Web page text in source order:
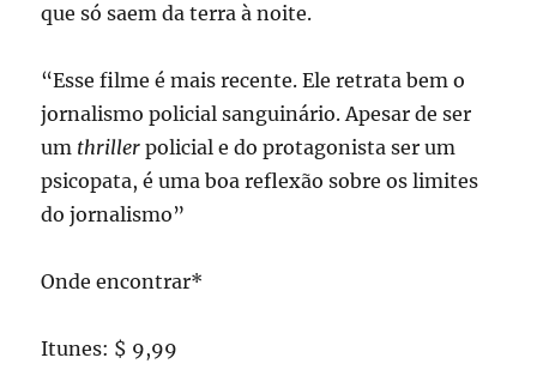
que só saem da terra à noite.
“Esse filme é mais recente. Ele retrata bem o
jornalismo policial sanguinário. Apesar de ser
um thrillerpolicial e do protagonista ser um
psicopata, é uma boa reflexão sobre os limites
do jornalismo”
Onde encontrar*
Itunes: $ 9,99